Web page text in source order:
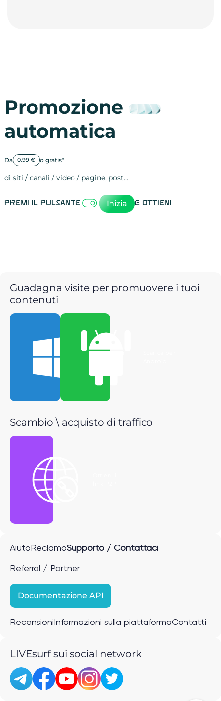
Promozione
automatica
Da 0.99 € o gratis*
di siti / canali / video / pagine, post…
Premi il pulsante Inizia e ottieni
Guadagna visite per promuovere i tuoi
contenuti
Scarica per
Scambio \ acquisto di traffico
Aiuto ReclamoSupporto / Contattaci
Referral / Partner
Documentazione API
Recensioni Informazioni sulla piattaformaContatti
LIVEsurf sui social network